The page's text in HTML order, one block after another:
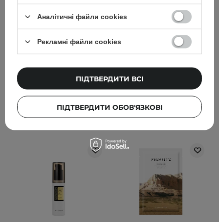
очищення обличчя -
490,00 ГРН
ДОДАТИ ДО КОШИКА
шкіри навколо очей з
PDRN - 30ml
2
729,00 ГРН
583,00 ГРН
ДОДАТИ ДО КОШИКА
Аналітичні файли cookies
Рекламні файли cookies
ПІДТВЕРДИТИ ОБОВ'ЯЗКОВІ
ПІДТВЕРДИТИ ВСІ